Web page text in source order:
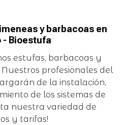
y barbacoas en
- Bioestufa
estufas, barbacoas y
profesionales del
de la instalación,
de los sistemas de
nuestra variedad de
y tarifas!